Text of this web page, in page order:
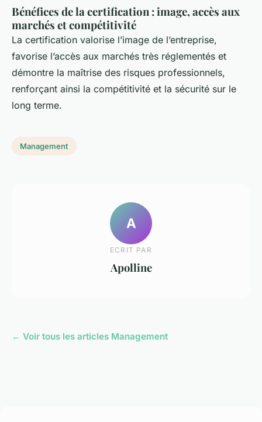
Bénéfices de la certification : image, accès aux
marchés et compétitivité
La certification valorise l’image de l’entreprise,
favorise l’accès aux marchés très réglementés et
démontre la maîtrise des risques professionnels,
renforçant ainsi la compétitivité et la sécurité sur le
long terme.
Management
A
ECRIT PAR
Apolline
← Voir tous les articles Management